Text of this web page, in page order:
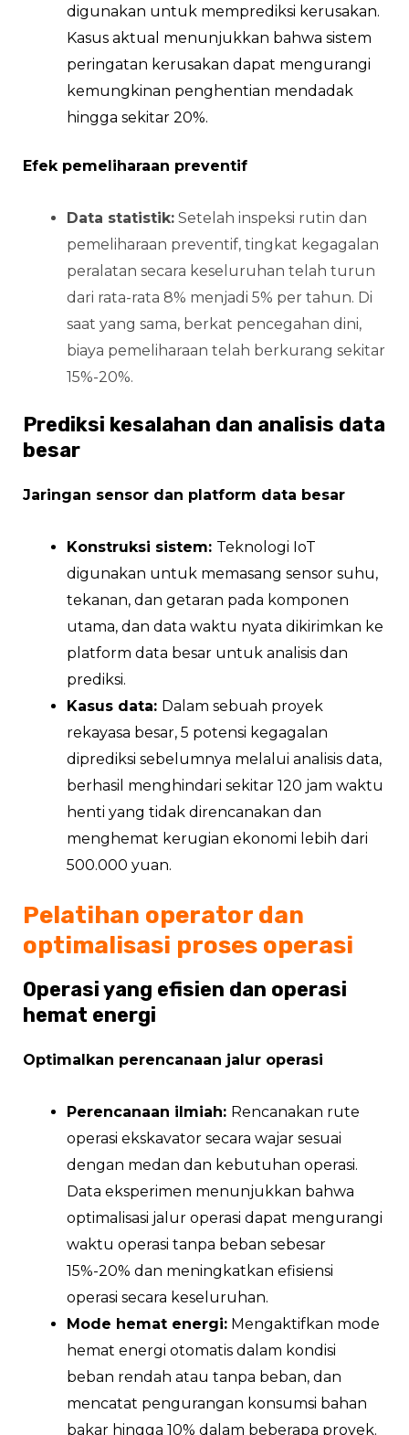
digunakan untuk memprediksi kerusakan.
Kasus aktual menunjukkan bahwa sistem
peringatan kerusakan dapat mengurangi
kemungkinan penghentian mendadak
hingga sekitar 20%.
Efek pemeliharaan preventif
Data statistik: Setelah inspeksi rutin dan
pemeliharaan preventif, tingkat kegagalan
peralatan secara keseluruhan telah turun
dari rata-rata 8% menjadi 5% per tahun. Di
saat yang sama, berkat pencegahan dini,
biaya pemeliharaan telah berkurang sekitar
15%-20%.
Prediksi kesalahan dan analisis data
besar
Jaringan sensor dan platform data besar
Konstruksi sistem: Teknologi IoT
digunakan untuk memasang sensor suhu,
tekanan, dan getaran pada komponen
utama, dan data waktu nyata dikirimkan ke
platform data besar untuk analisis dan
prediksi.
Kasus data: Dalam sebuah proyek
rekayasa besar, 5 potensi kegagalan
diprediksi sebelumnya melalui analisis data,
berhasil menghindari sekitar 120 jam waktu
henti yang tidak direncanakan dan
menghemat kerugian ekonomi lebih dari
500.000 yuan.
Pelatihan operator dan
optimalisasi proses operasi
Operasi yang efisien dan operasi
hemat energi
Optimalkan perencanaan jalur operasi
Perencanaan ilmiah: Rencanakan rute
operasi ekskavator secara wajar sesuai
dengan medan dan kebutuhan operasi.
Data eksperimen menunjukkan bahwa
optimalisasi jalur operasi dapat mengurangi
waktu operasi tanpa beban sebesar
15%-20% dan meningkatkan efisiensi
operasi secara keseluruhan.
Mode hemat energi: Mengaktifkan mode
hemat energi otomatis dalam kondisi
beban rendah atau tanpa beban, dan
mencatat pengurangan konsumsi bahan
bakar hingga 10% dalam beberapa proyek.